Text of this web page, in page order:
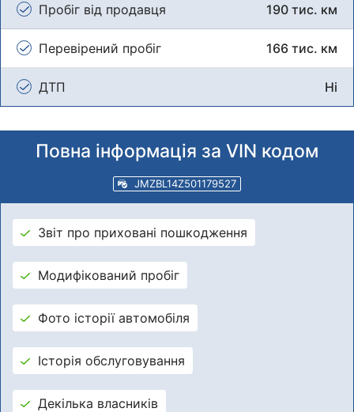
Пробіг від продавця 190 тис. км
Перевірений пробіг 166 тис. км
ДТП Ні
Повна інформація за VIN кодом
JMZBL14Z501179527
Звіт про приховані пошкодження
Модифікований пробіг
Фото історії автомобіля
Історія обслуговування
Декілька власників